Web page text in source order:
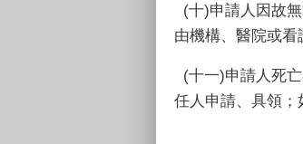
(十)申請人因故
由機構、醫院或看
(十一)申請人死
任人申請、具領；